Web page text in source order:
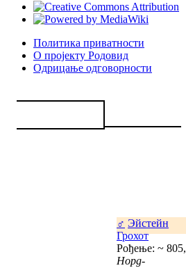
♂ Эйстейн
Грохот
Рођење: ~ 805,
Норд-
Политика приватности
О пројекту Родовид
Одрицање одговорности